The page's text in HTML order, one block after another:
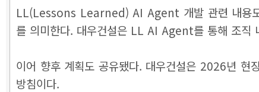
LL(Lessons Learned) AI Agent 개발 관련 내용도
를 의미한다. 대우건설은 LL AI Agent를 통해 조직
이어 향후 계획도 공유됐다. 대우건설은 2026년 현
방침이다.